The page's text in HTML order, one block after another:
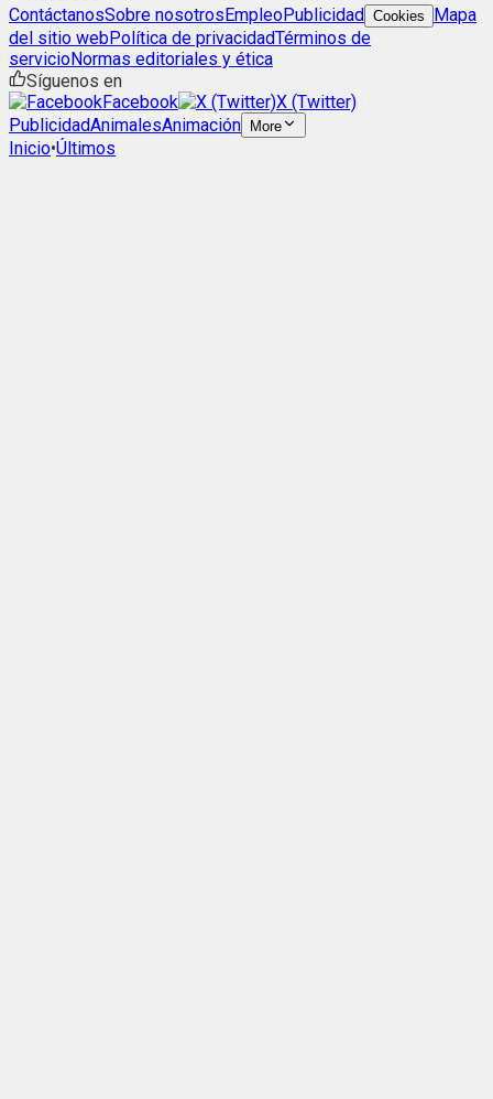
ContáctanosSobre nosotrosEmpleoPublicidad Cookies
Mapa
del sitio webPolítica de privacidadTérminos de
servicioNormas editoriales y ética
Síguenos en
Facebook
X (Twitter)
PublicidadAnimalesAnimación More
Inicio•Últimos